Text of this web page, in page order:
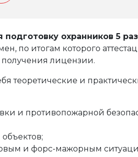
охранников 5
по итогам которого
получения лицензии.
теоретические и
и противопожарной
и форс-мажорным